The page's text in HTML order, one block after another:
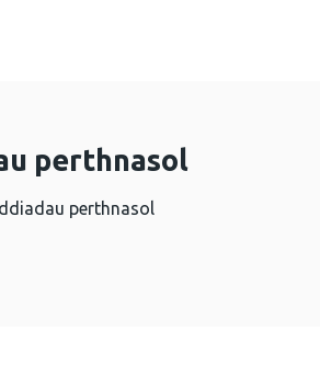
perthnasol
perthnasol